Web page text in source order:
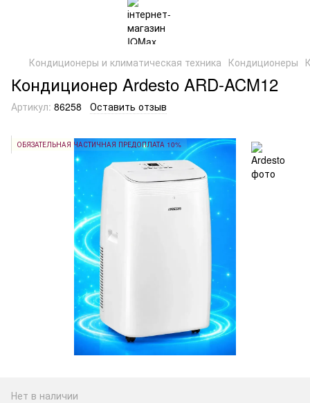
Кондиционеры и климатическая техника Кондиционеры
Кондиционер Ardesto ARD-ACM12
Артикул: 86258 Оставить отзыв
ОБЯЗАТЕЛЬНАЯ ЧАСТИЧНАЯ ПРЕДОПЛАТА 10%
Нет в наличии